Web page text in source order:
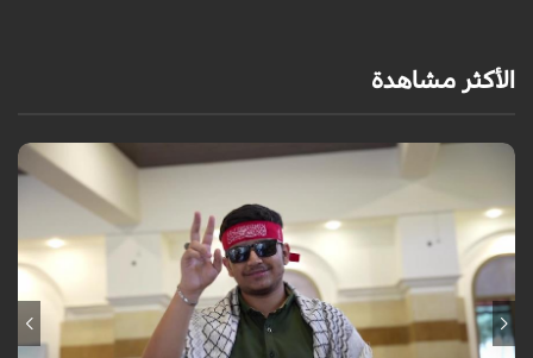
الأكثر مشاهدة
برنامج "بالعين المجردة" هو توثيق إنسانيٌّ شجاعٌ للحياة تحت وطأة الحرب،
حيث نستمع فيه إلى شهاداتٍ حيّةٍ لأشخاص عايشوا التفجيرات والدمار، فنرى